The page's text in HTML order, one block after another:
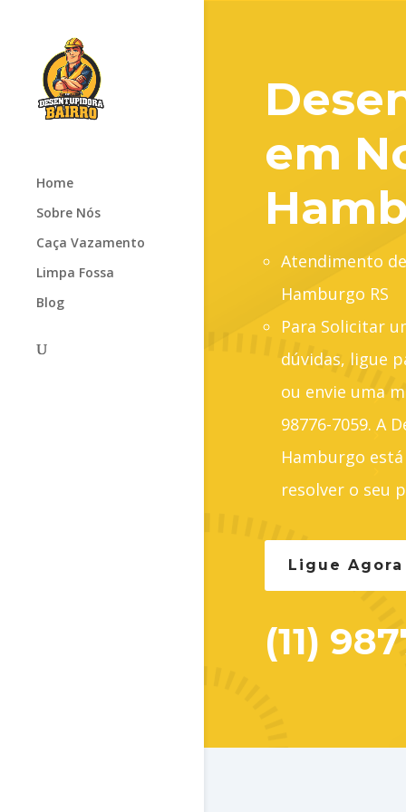
Home
Sobre Nós
Caça Vazamento
Limpa Fossa
Blog
em
Atendimento
Hamburgo RS
Para Solicitar
dúvidas, ligue
ou envie uma
98776-7059. A
Hamburgo
resolver o seu
Ligue
(11)